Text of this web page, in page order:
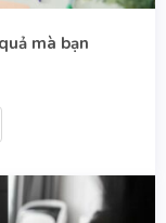
mà bạn